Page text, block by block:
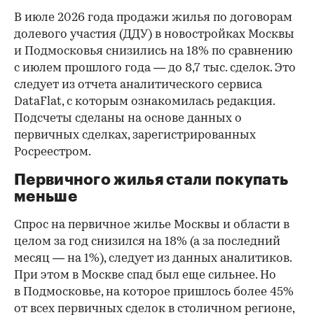
В июле 2026 года продажи жилья по договорам
долевого участия (ДДУ) в новостройках Москвы
и Подмосковья снизились на 18% по сравнению
с июлем прошлого года — до 8,7 тыс. сделок. Это
следует из отчета аналитического сервиса
DataFlat, с которым ознакомилась редакция.
Подсчеты сделаны на основе данных о
первичных сделках, зарегистрированных
Росреестром.
Первичного жилья стали покупать
меньше
Спрос на первичное жилье Москвы и области в
целом за год снизился на 18% (а за последний
месяц — на 1%), следует из данных аналитиков.
При этом в Москве спад был еще сильнее. Но
в Подмосковье, на которое пришлось более 45%
от всех первичных сделок в столичном регионе,